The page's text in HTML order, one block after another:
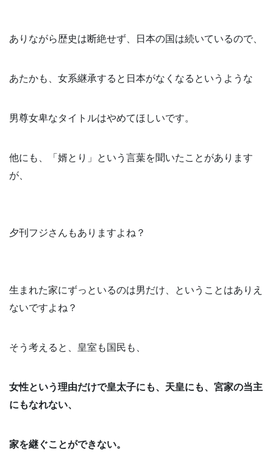
ありながら歴史は断絶せず、日本の国は続いているので、
あたかも、女系継承すると日本がなくなるというような
男尊女卑なタイトルはやめてほしいです。
他にも、「婿とり」という言葉を聞いたことがあります
が、
夕刊フジさんもありますよね？
生まれた家にずっといるのは男だけ、ということはありえ
ないですよね？
そう考えると、皇室も国民も、
女性という理由だけで皇太子にも、天皇にも、宮家の当主
にもなれない、
家を継ぐことができない。